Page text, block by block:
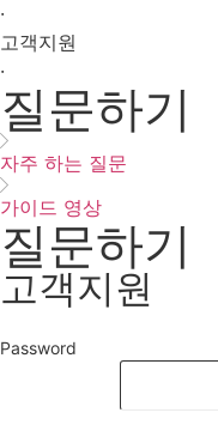
·
고객지원
·
질문하기
자주 하는 질문
가이드 영상
질문하기
고객지원
Password